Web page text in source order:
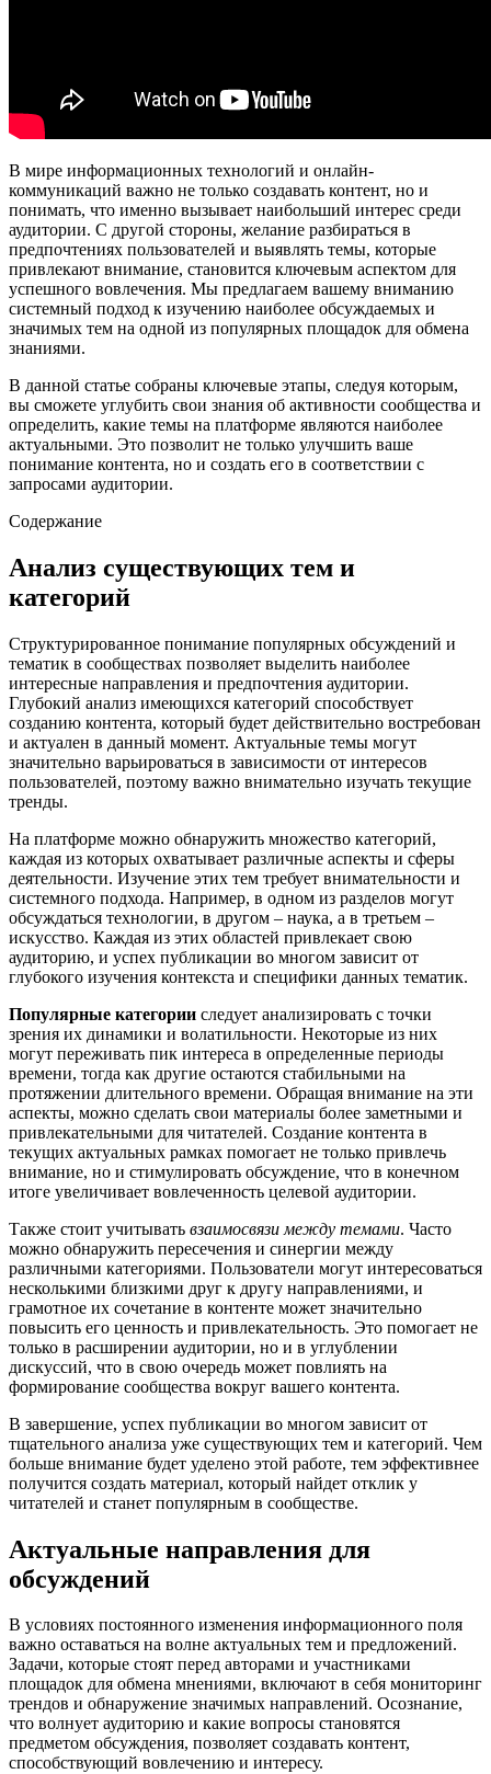
В мире информационных технологий и онлайн-
коммуникаций важно не только создавать контент, но и
понимать, что именно вызывает наибольший интерес среди
аудитории. С другой стороны, желание разбираться в
предпочтениях пользователей и выявлять темы, которые
привлекают внимание, становится ключевым аспектом для
успешного вовлечения. Мы предлагаем вашему вниманию
системный подход к изучению наиболее обсуждаемых и
значимых тем на одной из популярных площадок для обмена
знаниями.
В данной статье собраны ключевые этапы, следуя которым,
вы сможете углубить свои знания об активности сообщества и
определить, какие темы на платформе являются наиболее
актуальными. Это позволит не только улучшить ваше
понимание контента, но и создать его в соответствии с
запросами аудитории.
Содержание
Анализ существующих тем и
категорий
Структурированное понимание популярных обсуждений и
тематик в сообществах позволяет выделить наиболее
интересные направления и предпочтения аудитории.
Глубокий анализ имеющихся категорий способствует
созданию контента, который будет действительно востребован
и актуален в данный момент. Актуальные темы могут
значительно варьироваться в зависимости от интересов
пользователей, поэтому важно внимательно изучать текущие
тренды.
На платформе можно обнаружить множество категорий,
каждая из которых охватывает различные аспекты и сферы
деятельности. Изучение этих тем требует внимательности и
системного подхода. Например, в одном из разделов могут
обсуждаться технологии, в другом – наука, а в третьем –
искусство. Каждая из этих областей привлекает свою
аудиторию, и успех публикации во многом зависит от
глубокого изучения контекста и специфики данных тематик.
Популярные категории следует анализировать с точки
зрения их динамики и волатильности. Некоторые из них
могут переживать пик интереса в определенные периоды
времени, тогда как другие остаются стабильными на
протяжении длительного времени. Обращая внимание на эти
аспекты, можно сделать свои материалы более заметными и
привлекательными для читателей. Создание контента в
текущих актуальных рамках помогает не только привлечь
внимание, но и стимулировать обсуждение, что в конечном
итоге увеличивает вовлеченность целевой аудитории.
Также стоит учитывать взаимосвязи между темами. Часто
можно обнаружить пересечения и синергии между
различными категориями. Пользователи могут интересоваться
несколькими близкими друг к другу направлениями, и
грамотное их сочетание в контенте может значительно
повысить его ценность и привлекательность. Это помогает не
только в расширении аудитории, но и в углублении
дискуссий, что в свою очередь может повлиять на
формирование сообщества вокруг вашего контента.
В завершение, успех публикации во многом зависит от
тщательного анализа уже существующих тем и категорий. Чем
больше внимание будет уделено этой работе, тем эффективнее
получится создать материал, который найдет отклик у
читателей и станет популярным в сообществе.
Актуальные направления для
обсуждений
В условиях постоянного изменения информационного поля
важно оставаться на волне актуальных тем и предложений.
Задачи, которые стоят перед авторами и участниками
площадок для обмена мнениями, включают в себя мониторинг
трендов и обнаружение значимых направлений. Осознание,
что волнует аудиторию и какие вопросы становятся
предметом обсуждения, позволяет создавать контент,
способствующий вовлечению и интересу.